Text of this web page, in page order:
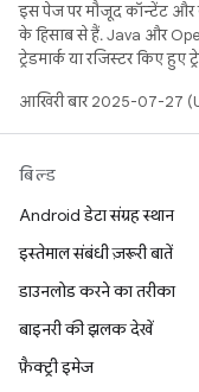
इस पेज पर मौजूद कॉन्टेंट
के हिसाब से हैं. Java और
ट्रेडमार्क या रजिस्टर किए हुए
आखिरी बार 2025-07-27
बिल्ड
Android डेटा संग्रह स्थान
इस्तेमाल संबंधी ज़रूरी बातें
डाउनलोड करने का तरीका
बाइनरी की झलक देखें
फ़ैक्ट्री इमेज